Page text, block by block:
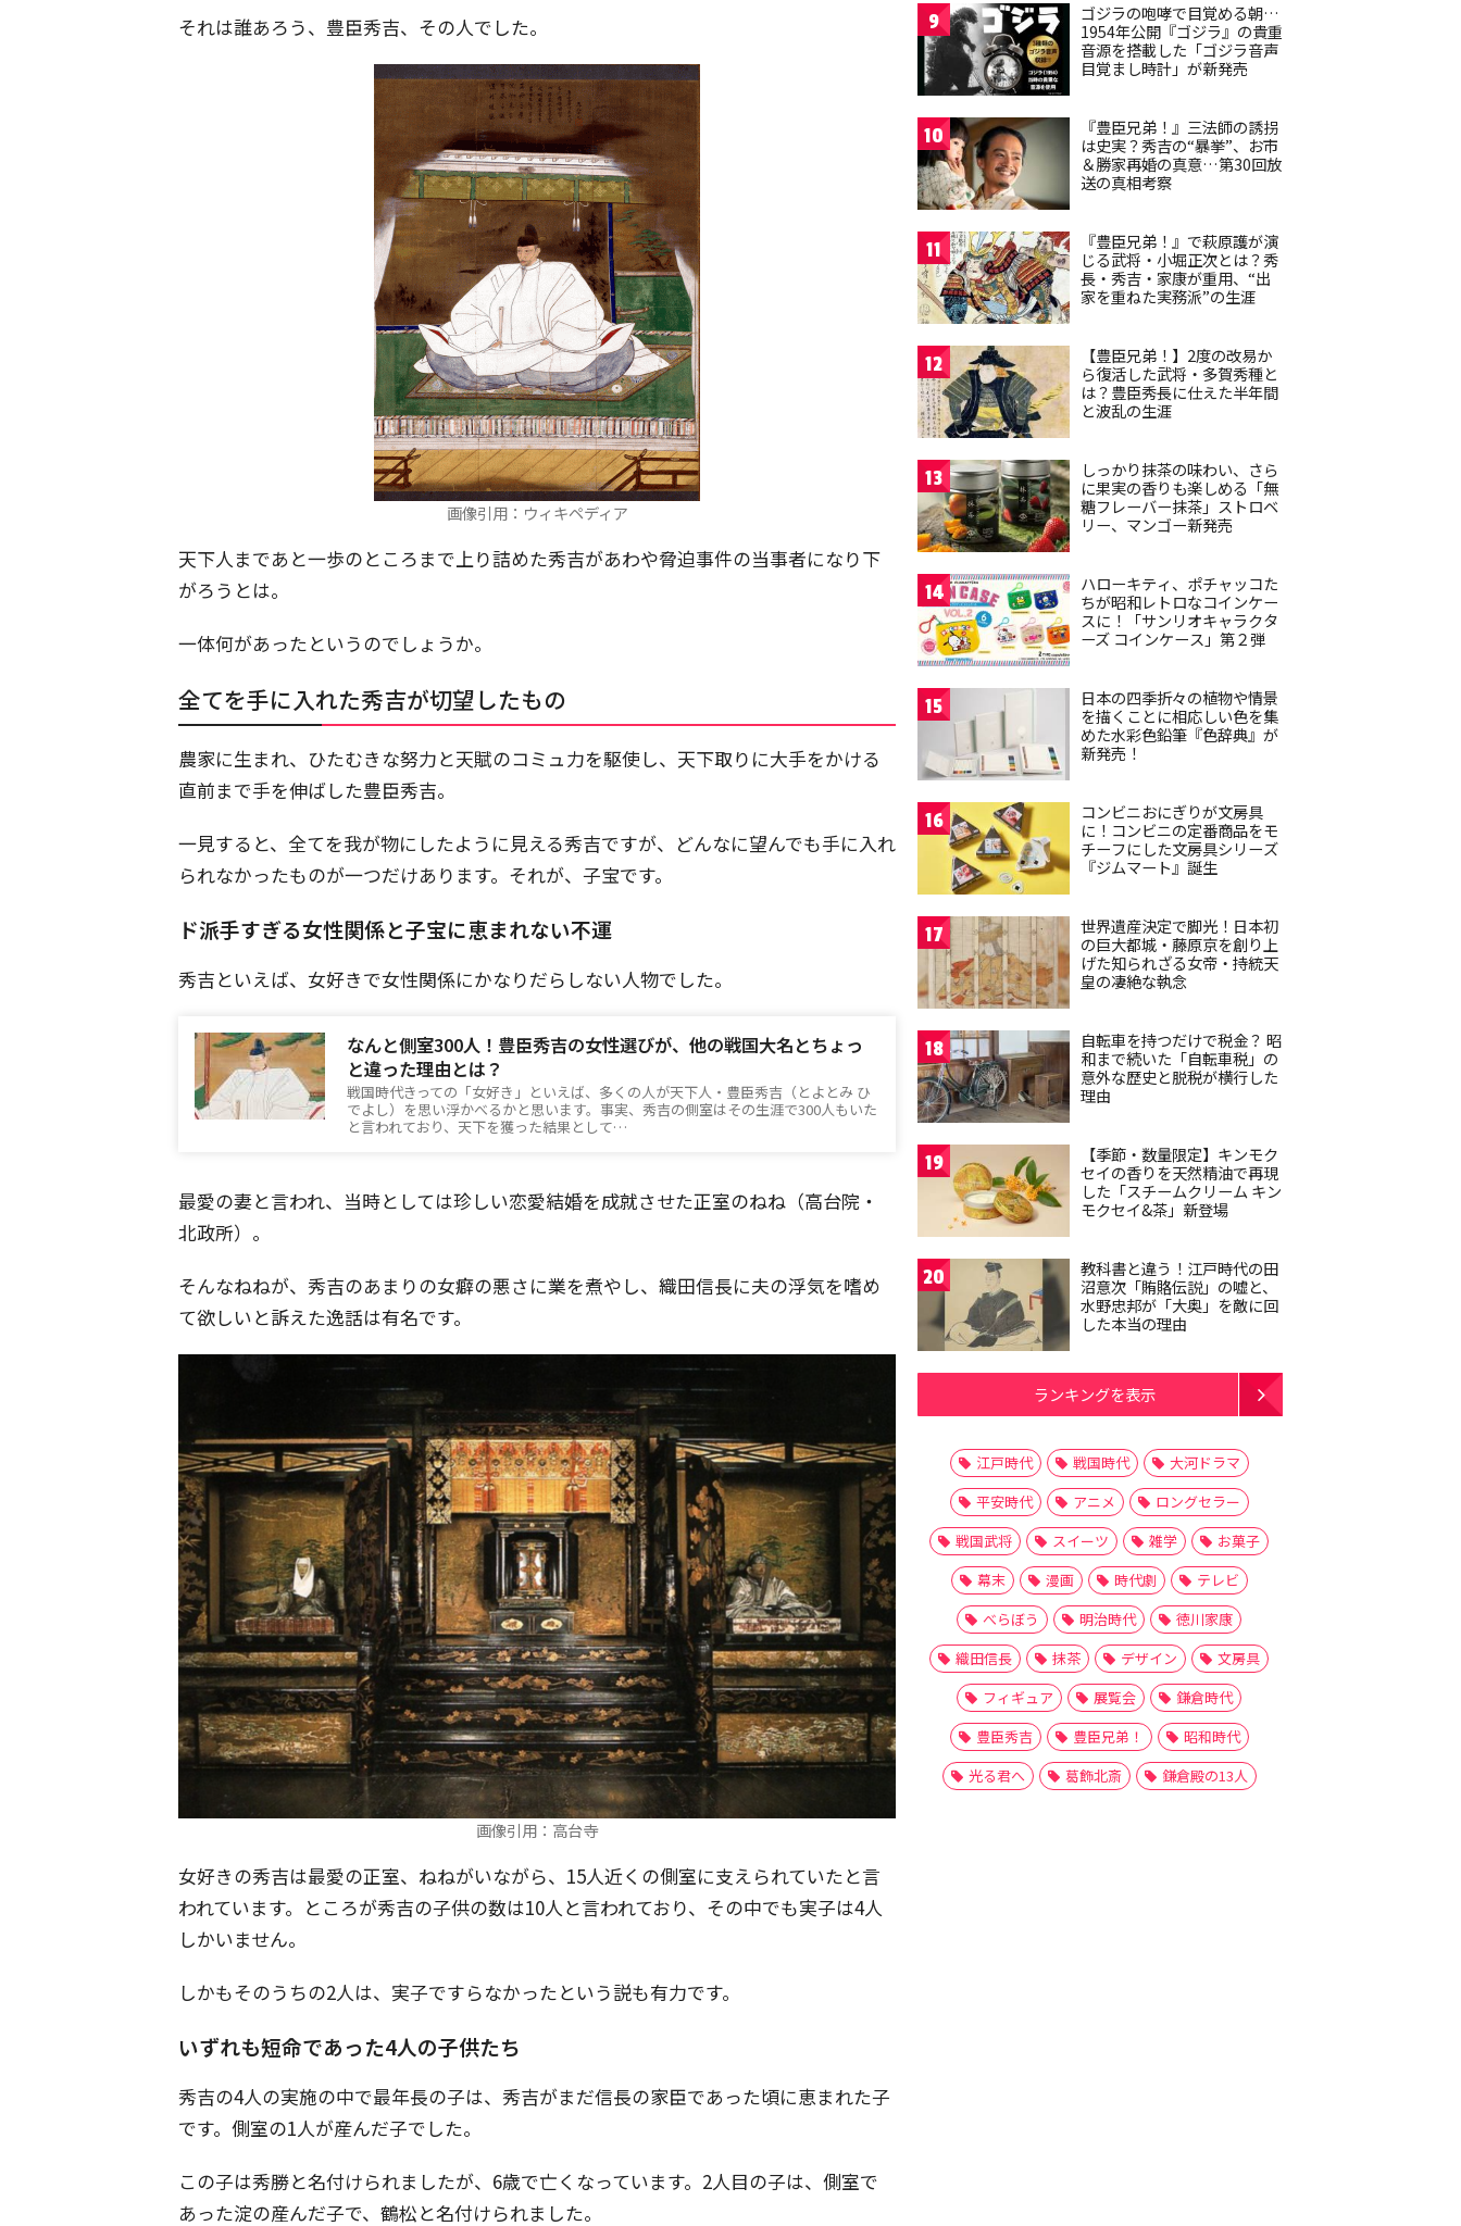
それは誰あろう、豊臣秀吉、その人でした。
画像引用：ウィキペディア
天下人まであと一歩のところまで上り詰めた秀吉があわや脅迫事件の当事者になり下
がろうとは。
一体何があったというのでしょうか。
全てを手に入れた秀吉が切望したもの
農家に生まれ、ひたむきな努力と天賦のコミュ力を駆使し、天下取りに大手をかける
直前まで手を伸ばした豊臣秀吉。
一見すると、全てを我が物にしたように見える秀吉ですが、どんなに望んでも手に入れ
られなかったものが一つだけあります。それが、子宝です。
ド派手すぎる女性関係と子宝に恵まれない不運
秀吉といえば、女好きで女性関係にかなりだらしない人物でした。
なんと側室300人！豊臣秀吉の女性選びが、他の戦国大名とちょっ
と違った理由とは？
戦国時代きっての「女好き」といえば、多くの人が天下人・豊臣秀吉（とよとみ ひ
でよし）を思い浮かべるかと思います。事実、秀吉の側室はその生涯で300人もいた
と言われており、天下を獲った結果として…
最愛の妻と言われ、当時としては珍しい恋愛結婚を成就させた正室のねね（高台院・
北政所）。
そんなねねが、秀吉のあまりの女癖の悪さに業を煮やし、織田信長に夫の浮気を嗜め
て欲しいと訴えた逸話は有名です。
画像引用：高台寺
女好きの秀吉は最愛の正室、ねねがいながら、15人近くの側室に支えられていたと言
われています。ところが秀吉の子供の数は10人と言われており、その中でも実子は4人
しかいません。
しかもそのうちの2人は、実子ですらなかったという説も有力です。
いずれも短命であった4人の子供たち
秀吉の4人の実施の中で最年長の子は、秀吉がまだ信長の家臣であった頃に恵まれた子
です。側室の1人が産んだ子でした。
この子は秀勝と名付けられましたが、6歳で亡くなっています。2人目の子は、側室で
あった淀の産んだ子で、鶴松と名付けられました。
9
ゴジラの咆哮で目覚める朝…
1954年公開『ゴジラ』の貴重
音源を搭載した「ゴジラ音声
目覚まし時計」が新発売
10
『豊臣兄弟！』三法師の誘拐
は史実？秀吉の“暴挙”、お市
＆勝家再婚の真意…第30回放
送の真相考察
11
『豊臣兄弟！』で萩原護が演
じる武将・小堀正次とは？秀
長・秀吉・家康が重用、“出
家を重ねた実務派”の生涯
12
【豊臣兄弟！】2度の改易か
ら復活した武将・多賀秀種と
は？豊臣秀長に仕えた半年間
と波乱の生涯
13
しっかり抹茶の味わい、さら
に果実の香りも楽しめる「無
糖フレーバー抹茶」ストロベ
リー、マンゴー新発売
14
ハローキティ、ポチャッコた
ちが昭和レトロなコインケー
スに！「サンリオキャラクタ
ーズ コインケース」第２弾
15
日本の四季折々の植物や情景
を描くことに相応しい色を集
めた水彩色鉛筆『色辞典』が
新発売！
16
コンビニおにぎりが文房具
に！コンビニの定番商品をモ
チーフにした文房具シリーズ
『ジムマート』誕生
17
世界遺産決定で脚光！日本初
の巨大都城・藤原京を創り上
げた知られざる女帝・持統天
皇の凄絶な執念
18
自転車を持つだけで税金？ 昭
和まで続いた「自転車税」の
意外な歴史と脱税が横行した
理由
19
【季節・数量限定】キンモク
セイの香りを天然精油で再現
した「スチームクリーム キン
モクセイ&茶」新登場
20
教科書と違う！江戸時代の田
沼意次「賄賂伝説」の嘘と、
水野忠邦が「大奥」を敵に回
した本当の理由
ランキングを表示
江戸時代 戦国時代
大河ドラマ
平安時代
アニメ
ロングセラー
戦国武将
スイーツ 雑学
お菓子
幕末
漫画 時代劇
テレビ
べらぼう
明治時代
徳川家康
織田信長
抹茶 デザイン
文房具
フィギュア
展覧会
鎌倉時代
豊臣秀吉
豊臣兄弟！
昭和時代
光る君へ
葛飾北斎 鎌倉殿の13人